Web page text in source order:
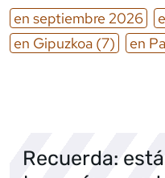
en septiembre 2026
en Gipuzkoa (7) en
Recuerda: